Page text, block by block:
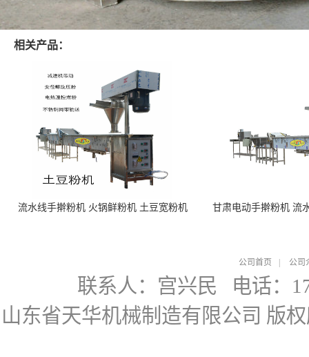
相关产品：
流水线手擀粉机 火锅鲜粉机 土豆宽粉机 甘肃电动手擀粉机 流
公司首页 公司
联系人：宫兴民 电话：
山东省天华机械制造有限公司 版